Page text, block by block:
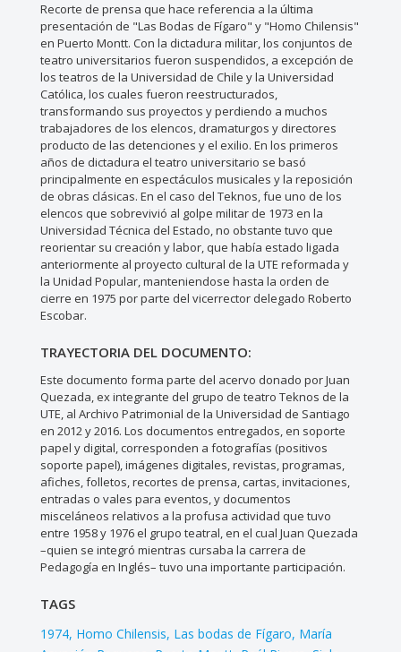
Recorte de prensa que hace referencia a la última
presentación de "Las Bodas de Fígaro" y "Homo Chilensis"
en Puerto Montt. Con la dictadura militar, los conjuntos de
teatro universitarios fueron suspendidos, a excepción de
los teatros de la Universidad de Chile y la Universidad
Católica, los cuales fueron reestructurados,
transformando sus proyectos y perdiendo a muchos
trabajadores de los elencos, dramaturgos y directores
producto de las detenciones y el exilio. En los primeros
años de dictadura el teatro universitario se basó
principalmente en espectáculos musicales y la reposición
de obras clásicas. En el caso del Teknos, fue uno de los
elencos que sobrevivió al golpe militar de 1973 en la
Universidad Técnica del Estado, no obstante tuvo que
reorientar su creación y labor, que había estado ligada
anteriormente al proyecto cultural de la UTE reformada y
la Unidad Popular, manteniendose hasta la orden de
cierre en 1975 por parte del vicerrector delegado Roberto
Escobar.
TRAYECTORIA DEL DOCUMENTO:
Este documento forma parte del acervo donado por Juan
Quezada, ex integrante del grupo de teatro Teknos de la
UTE, al Archivo Patrimonial de la Universidad de Santiago
en 2012 y 2016. Los documentos entregados, en soporte
papel y digital, corresponden a fotografías (positivos
soporte papel), imágenes digitales, revistas, programas,
afiches, folletos, recortes de prensa, cartas, invitaciones,
entradas o vales para eventos, y documentos
misceláneos relativos a la profusa actividad que tuvo
entre 1958 y 1976 el grupo teatral, en el cual Juan Quezada
–quien se integró mientras cursaba la carrera de
Pedagogía en Inglés– tuvo una importante participación.
TAGS
1974 Homo Chilensis Las bodas de Fígaro María